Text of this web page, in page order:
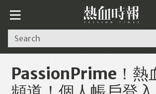
Search
PassionPrime！熱